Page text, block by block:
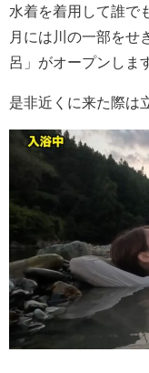
水着を着用して誰で
月には川の一部をせ
呂」がオープンしま
是非近くに来た際は